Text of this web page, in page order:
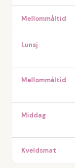
Mellommåltid
Lunsj
Mellommåltid
Middag
Kveldsmat